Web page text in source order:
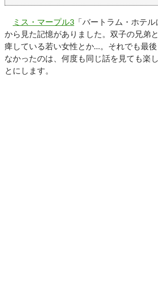
ミス・マープル3 「バートラム・ホテ
から見た記憶がありました。双子の兄弟
痺している若い女性とか…。それでも最
なかったのは、何度も同じ話を見ても楽
とにします。